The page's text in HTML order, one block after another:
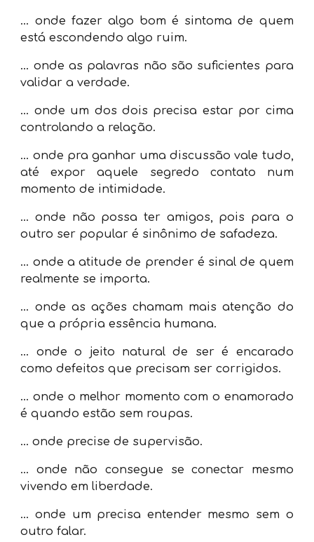
... onde fazer algo bom é sintoma de quem
está escondendo algo ruim.
... onde as palavras não são suficientes para
validar a verdade.
... onde um dos dois precisa estar por cima
controlando a relação.
... onde pra ganhar uma discussão vale tudo,
até expor aquele segredo contato num
momento de intimidade.
...onde não possa ter amigos, pois para o
outro ser popular é sinônimo de safadeza.
... onde a atitude de prender é sinal de quem
realmente se importa.
... onde as ações chamam mais atenção do
que a própria essência humana.
... onde o jeito natural de ser é encarado
como defeitos que precisam ser corrigidos.
...onde o melhor momento com o enamorado
é quando estão sem roupas.
...onde precise de supervisão.
... onde não consegue se conectar mesmo
vivendo em liberdade.
...onde um precisa entender mesmo sem o
outro falar.